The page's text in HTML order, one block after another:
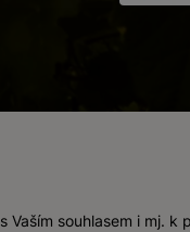
alkoholických
Vytvořil
souhlasem i mj.